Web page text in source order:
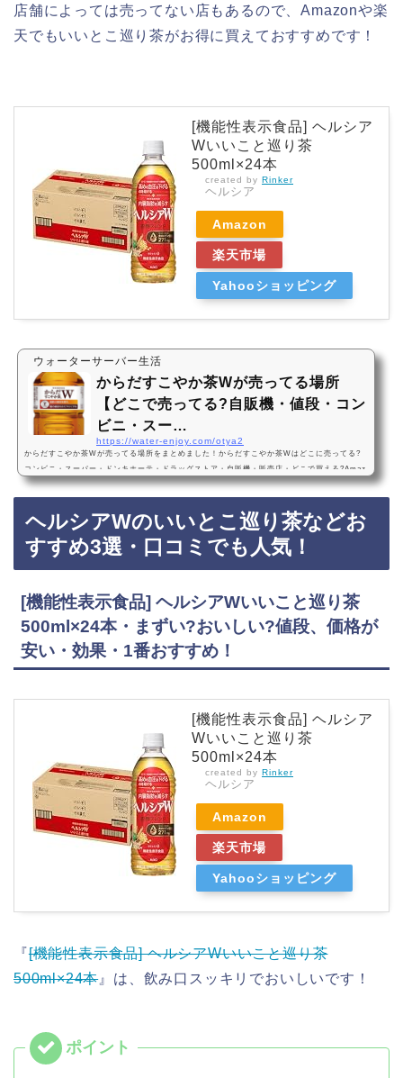
店舗によっては売ってない店もあるので、Amazonや楽
天でもいいとこ巡り茶がお得に買えておすすめです！
[機能性表示食品] ヘルシア
Wいいこと巡り茶
500ml×24本
created by Rinker
ヘルシア
Amazon
楽天市場
Yahooショッピング
ウォーターサーバー生活
からだすこやか茶Wが売ってる場所
【どこで売ってる?自販機・値段・コン
ビニ・スー…
https://water-enjoy.com/otya2
からだすこやか茶Wが売ってる場所をまとめました！からだすこやか茶Wはどこに売ってる?
コンビニ・スーパー・ドンキホーテ・ドラッグストア・自販機・販売店・どこで買える?Amaz
on・楽天・売ってないからだすこやか茶Wは、コンビニ、スーパー、ドン・キホーテ、ドラッ
グストア、自販機に売っています！店舗によっては売ってない店もあるので、Amazonや楽天
でもからだすこやか茶Wがお得に買えておすすめです！からだすこやか茶Wなどおすすめ3
選・口コミでも人気 コカ・コーラ からだすこやか茶W 1.05LPET×12本・おいしい・値段、価
格が安…
ヘルシアWのいいとこ巡り茶などお
すすめ3選・口コミでも人気！
[機能性表示食品] ヘルシアWいいこと巡り茶
500ml×24本・まずい?おいしい?値段、価格が
安い・効果・1番おすすめ！
[機能性表示食品] ヘルシア
Wいいこと巡り茶
500ml×24本
created by Rinker
ヘルシア
Amazon
楽天市場
Yahooショッピング
『[機能性表示食品] ヘルシアWいいこと巡り茶
500ml×24本』は、飲み口スッキリでおいしいです！